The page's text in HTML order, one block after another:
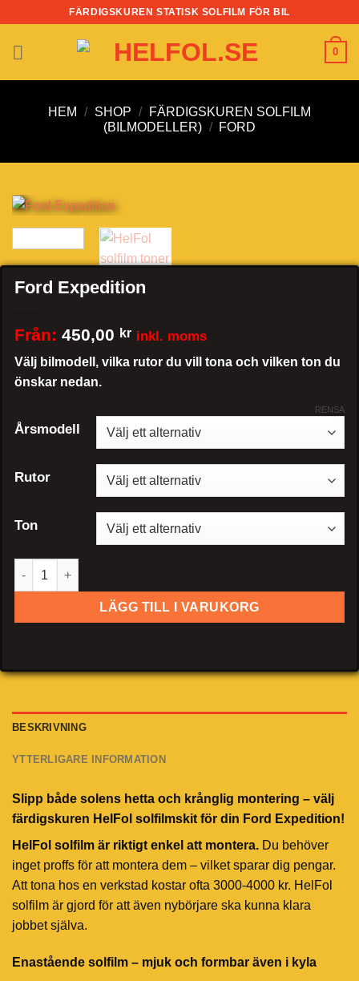
content
FÄRDIGSKUREN STATISK SOLFILM FÖR BIL
0
HEM / SHOP /
FÄRDIGSKUREN SOLFILM
(BILMODELLER) / FORD
Ford Expedition
Från: 450,00 kr inkl. moms
Välj bilmodell, vilka rutor du vill tona och vilken ton du
önskar nedan.
Årsmodell
Rutor
Ton
RENSA
Ford Expedition mängd
LÄGG TILL I VARUKORG
BESKRIVNING
YTTERLIGARE INFORMATION
Slipp både solens hetta och krånglig montering – välj
färdigskuren HelFol solfilmskit för din Ford Expedition!
HelFol solfilm är riktigt enkel att montera. Du behöver
inget proffs för att montera dem – vilket sparar dig pengar.
Att tona hos en verkstad kostar ofta 3000-4000 kr. HelFol
solfilm är gjord för att även nybörjare ska kunna klara
jobbet själva.
Enastående solfilm – mjuk och formbar även i kyla